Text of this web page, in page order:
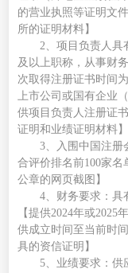
的营业执照等证明文
所的证明材料】
2、项目负责人具
及以上职称，从事财
次取得注册证书时间
上市公司或国有企业
供项目负责人注册证
证明和业绩证明材料】
3、 入围中国注册
合评价排名前100家名
公章的网页截图 】
4、 财务要求：具
【提供2024年或2025年
供成立时间至当前时
具的资信证明】
5、 业绩要求：供